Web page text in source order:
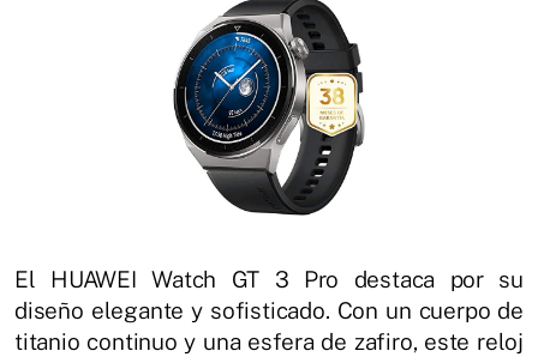
El HUAWEI Watch GT 3 Pro destaca por su
diseño elegante y sofisticado. Con un cuerpo de
titanio continuo y una esfera de zafiro, este reloj